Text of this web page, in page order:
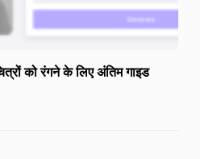
को रंगने के लिए अंतिम गाइड